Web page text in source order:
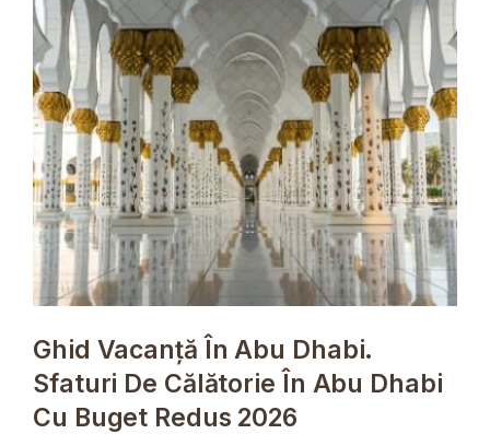
Ghid Vacanță În Abu Dhabi.
Sfaturi De Călătorie În Abu Dhabi
Cu Buget Redus 2026